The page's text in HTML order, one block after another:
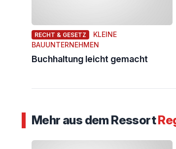
RECHT & GESETZ
KLEINE
BAUUNTERNEHMEN
Buchhaltung leicht gemacht
Mehr aus dem Ressort